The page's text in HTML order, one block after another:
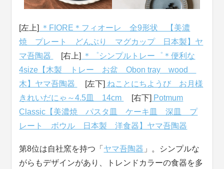
[左上]
＊FIORE＊フィオーレ 全9形状 【美濃
焼 プレート どんぶり マグカップ 日本製】ヤ
マ吾陶器
[右上]
＊゜シンプルトレー゜＊便利な
4size【木製 トレー お盆 Obon tray wood
木】ヤマ吾陶器
[左下] ねことにちようび お月様
きれいだにゃ～4.5皿 14cm
[右下] Potmum
Classic【美濃焼 パスタ皿 ケーキ皿 深皿 プ
レート ボウル 日本製 洋食器】ヤマ吾陶器
第8位は自社窯を持つ「 ヤマ吾陶器 」。シンプルな
がらもデザインがあり、トレンドカラーの食器を多